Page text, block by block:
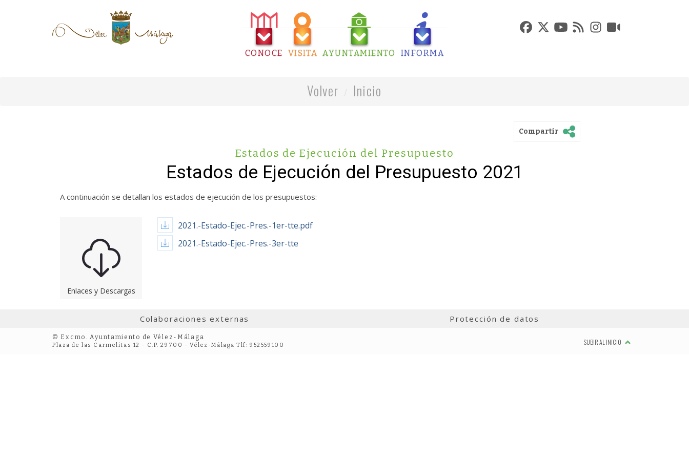
CONOCE VISITA AYUNTAMIENTO INFORMA
Volver Inicio
Compartir
Estados de Ejecución del Presupuesto
Estados de Ejecución del Presupuesto 2021
A continuación se detallan los estados de ejecución de los presupuestos:
Enlaces y Descargas
2021.-Estado-Ejec.-Pres.-1er-tte.pdf
2021.-Estado-Ejec.-Pres.-3er-tte
Colaboraciones externas Protección de datos
© Excmo. Ayuntamiento de Vélez-Málaga
Plaza de las Carmelitas 12 - C.P. 29700 - Vélez-Málaga Tlf: 952559100 SUBIR AL INICIO